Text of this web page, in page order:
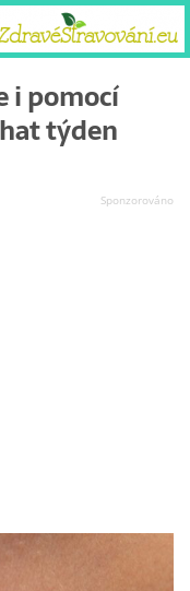
i pomocí
týden